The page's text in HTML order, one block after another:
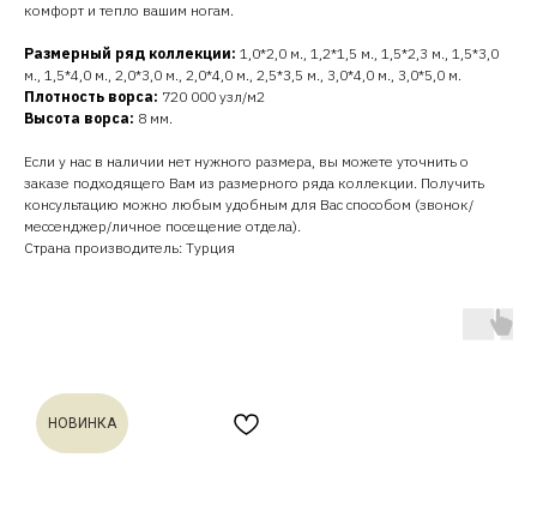
комфорт и тепло вашим ногам.
Размерный ряд коллекции: 1,0*2,0 м., 1,2*1,5 м., 1,5*2,3 м., 1,5*3,0
м., 1,5*4,0 м., 2,0*3,0 м., 2,0*4,0 м., 2,5*3,5 м., 3,0*4,0 м., 3,0*5,0 м.
Плотность ворса: 720 000 узл/м2
Высота ворса: 8 мм.
Если у нас в наличии нет нужного размера, вы можете уточнить о
заказе подходящего Вам из размерного ряда коллекции. Получить
консультацию можно любым удобным для Вас способом (звонок/
мессенджер/личное посещение отдела).
Страна производитель: Турция
НОВИНКА